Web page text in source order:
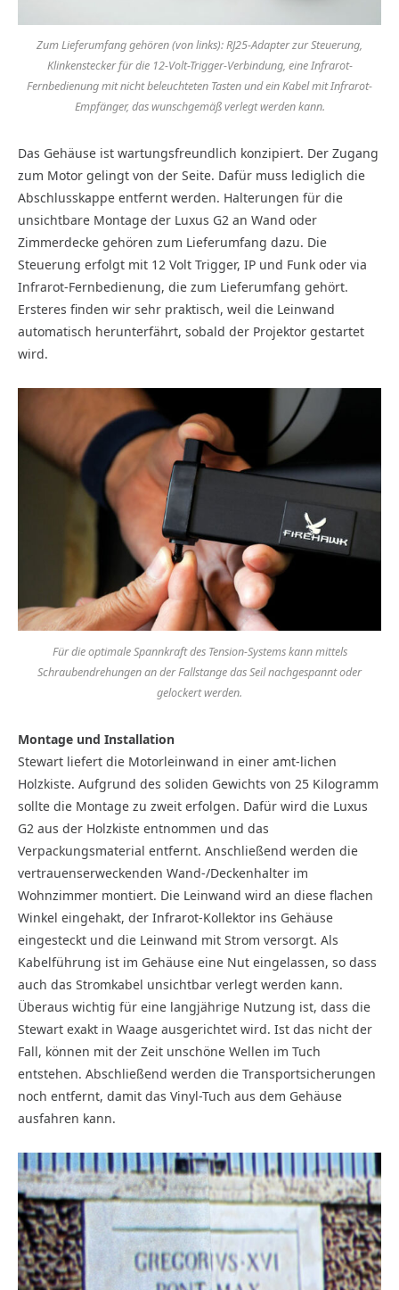
Zum Lieferumfang gehören (von links): RJ25-Adapter zur Steuerung,
Klinkenstecker für die 12-Volt-Trigger-Verbindung, eine Infrarot-
Fernbedienung mit nicht beleuchteten Tasten und ein Kabel mit Infrarot-
Empfänger, das wunschgemäß verlegt werden kann.
Das Gehäuse ist wartungsfreundlich konzipiert. Der Zugang
zum Motor gelingt von der Seite. Dafür muss lediglich die
Abschlusskappe entfernt werden. Halterungen für die
unsichtbare Montage der Luxus G2 an Wand oder
Zimmerdecke gehören zum Lieferumfang dazu. Die
Steuerung erfolgt mit 12 Volt Trigger, IP und Funk oder via
Infrarot-Fernbedienung, die zum Lieferumfang gehört.
Ersteres finden wir sehr praktisch, weil die Leinwand
automatisch herunterfährt, sobald der Projektor gestartet
wird.
Für die optimale Spannkraft des Tension-Systems kann mittels
Schraubendrehungen an der Fallstange das Seil nachgespannt oder
gelockert werden.
Montage und Installation
Stewart liefert die Motorleinwand in einer amt-lichen
Holzkiste. Aufgrund des soliden Gewichts von 25 Kilogramm
sollte die Montage zu zweit erfolgen. Dafür wird die Luxus
G2 aus der Holzkiste entnommen und das
Verpackungsmaterial entfernt. Anschließend werden die
vertrauenserweckenden Wand-/Deckenhalter im
Wohnzimmer montiert. Die Leinwand wird an diese flachen
Winkel eingehakt, der Infrarot-Kollektor ins Gehäuse
eingesteckt und die Leinwand mit Strom versorgt. Als
Kabelführung ist im Gehäuse eine Nut eingelassen, so dass
auch das Stromkabel unsichtbar verlegt werden kann.
Überaus wichtig für eine langjährige Nutzung ist, dass die
Stewart exakt in Waage ausgerichtet wird. Ist das nicht der
Fall, können mit der Zeit unschöne Wellen im Tuch
entstehen. Abschließend werden die Transportsicherungen
noch entfernt, damit das Vinyl-Tuch aus dem Gehäuse
ausfahren kann.